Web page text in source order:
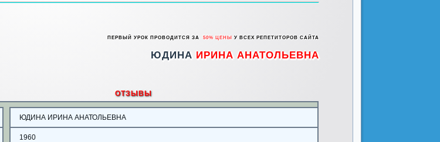
ПЕРВЫЙ УРОК ПРОВОДИТСЯ ЗА 50% ЦЕНЫ У ВСЕХ РЕПЕТИТОРОВ САЙТА
ЮДИНА ИРИНА АНАТОЛЬЕВНА
ОТЗЫВЫ
ЮДИНА ИРИНА АНАТОЛЬЕВНА
1960